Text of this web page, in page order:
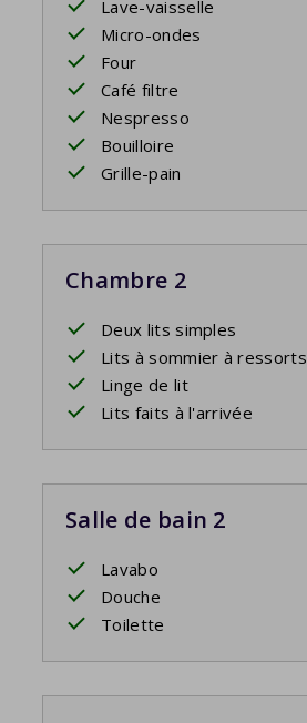
Lave-vaisselle
Micro-ondes
Four
Café filtre
Nespresso
Bouilloire
Grille-pain
Chambre 2
Deux lits simples
Lits à sommier à ressorts
Linge de lit
Lits faits à l'arrivée
Salle de bain 2
Lavabo
Douche
Toilette